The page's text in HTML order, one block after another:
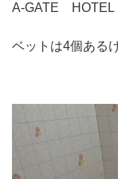
A-GATE HOTEL
ベットは4個ある